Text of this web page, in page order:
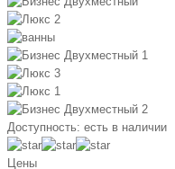
Доступность: есть в наличии
Цены